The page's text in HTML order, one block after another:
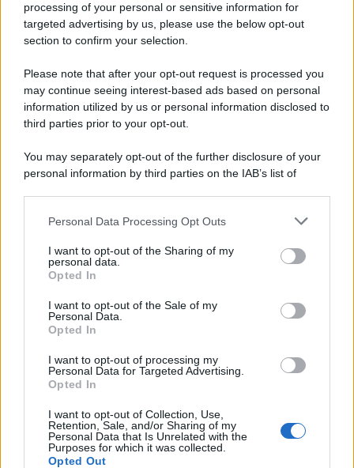
processing of your personal or sensitive information for
targeted advertising by us, please use the below opt-out
section to confirm your selection.
Please note that after your opt-out request is processed you
may continue seeing interest-based ads based on personal
information utilized by us or personal information disclosed to
third parties prior to your opt-out.
You may separately opt-out of the further disclosure of your
personal information by third parties on the IAB’s list of
This information may also be disclosed by us to third parties
disclose it to other third parties.
Please note that this website/app uses one or more Google
services and may gather and store information including but
not limited to your visit or usage behaviour. You may click to
grant or deny consent to Google and its third-party tags to
consent section.
Personal Data Processing Opt Outs
I want to opt-out of the Sharing of my
personal data.
Opted In
I want to opt-out of the Sale of my
Personal Data.
Opted In
I want to opt-out of processing my
Personal Data for Targeted Advertising.
Opted In
I want to opt-out of Collection, Use,
Retention, Sale, and/or Sharing of my
Personal Data that Is Unrelated with the
Purposes for which it was collected.
Opted Out